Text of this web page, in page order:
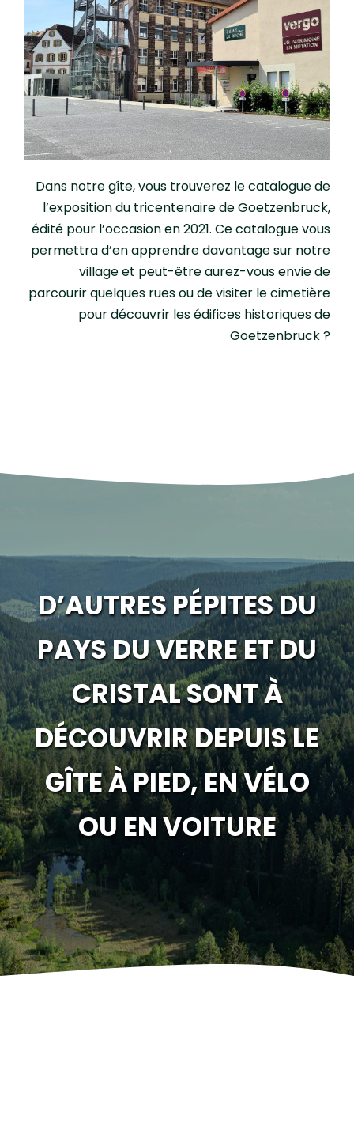
Dans notre gîte, vous trouverez le catalogue de
l’exposition du tricentenaire de Goetzenbruck,
édité pour l’occasion en 2021. Ce catalogue vous
permettra d’en apprendre davantage sur notre
village et peut-être aurez-vous envie de
parcourir quelques rues ou de visiter le cimetière
pour découvrir les édifices historiques de
Goetzenbruck ?
D’AUTRES PÉPITES DU
PAYS DU VERRE ET DU
CRISTAL SONT À
DÉCOUVRIR DEPUIS LE
GÎTE À PIED, EN VÉLO
OU EN VOITURE